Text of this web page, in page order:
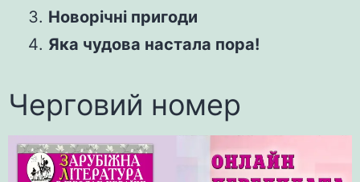
Новорічні пригоди
Яка чудова настала пора!
Черговий номер